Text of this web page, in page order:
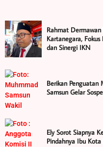
Rahmat
Kartanegara, Fokus
dan Sinergi IKN
Berikan Penguatan
Samsun Gelar
Ely Sorot Siapnya
Pindahnya Ibu